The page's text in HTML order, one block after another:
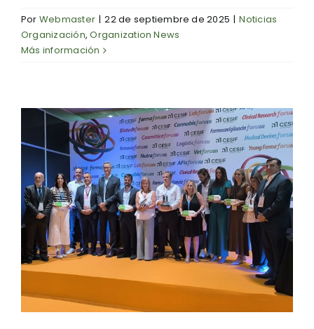
Por Webmaster | 22 de septiembre de 2025 | Noticias
Organización,Organization News
Más información